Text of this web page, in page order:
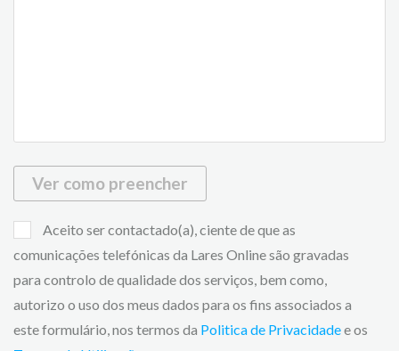
Ver como preencher
Aceito ser contactado(a), ciente de que as
comunicações telefónicas da Lares Online são gravadas
para controlo de qualidade dos serviços, bem como,
autorizo o uso dos meus dados para os fins associados a
este formulário, nos termos da Politica de Privacidadee os